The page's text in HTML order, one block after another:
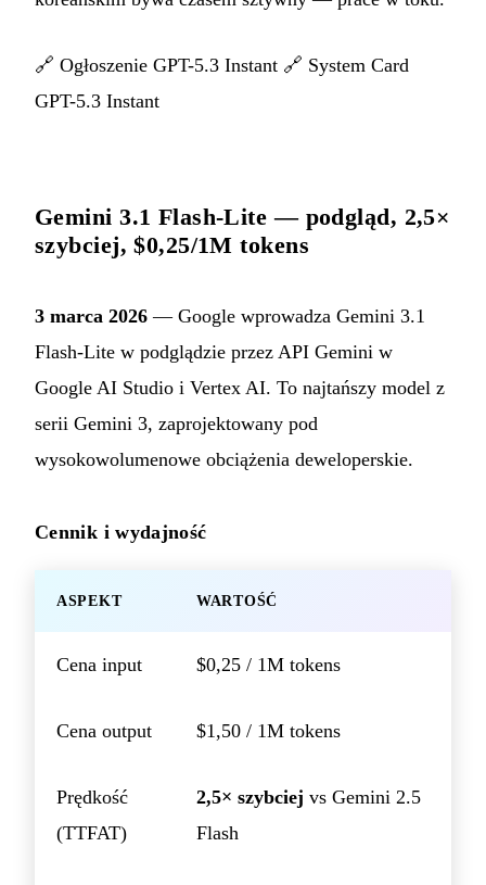
🔗 Ogłoszenie GPT-5.3 Instant 🔗 System Card
GPT-5.3 Instant
Gemini 3.1 Flash-Lite — podgląd, 2,5×
szybciej, $0,25/1M tokens
3 marca 2026 — Google wprowadza Gemini 3.1
Flash-Lite w podglądzie przez API Gemini w
Google AI Studio i Vertex AI. To najtańszy model z
serii Gemini 3, zaprojektowany pod
wysokowolumenowe obciążenia deweloperskie.
Cennik i wydajność
ASPEKT WARTOŚĆ
Cena input $0,25 / 1M tokens
Cena output $1,50 / 1M tokens
Prędkość
(TTFAT)
2,5× szybciej vs Gemini 2.5
Flash